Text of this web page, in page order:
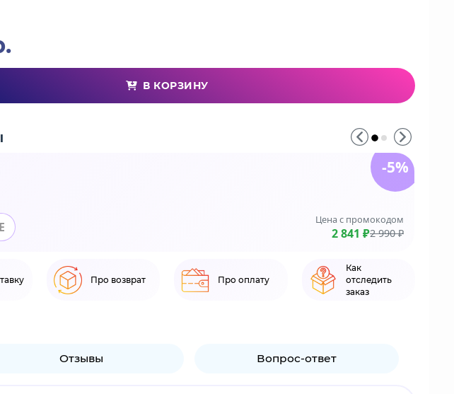
В КОРЗИНУ
Цена с промокодом
2 841 ₽2 990 ₽
-5%
Про возврат Про оплату
Как
отследить
заказ
Отзывы Вопрос-ответ